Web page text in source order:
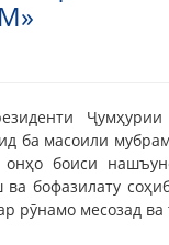
Ҷумҳурии
ба масоили
боиси
бофазилату
рӯнамо месозад